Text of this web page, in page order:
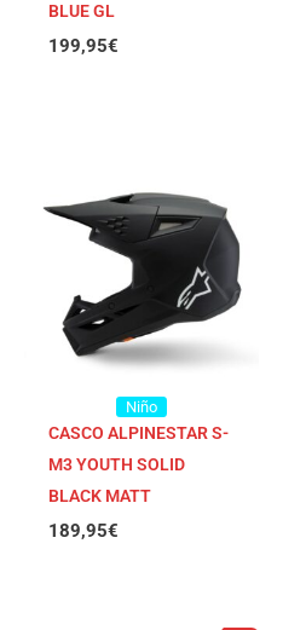
BLUE GL
199,95€
Niño
CASCO ALPINESTAR S-
M3 YOUTH SOLID
BLACK MATT
189,95€